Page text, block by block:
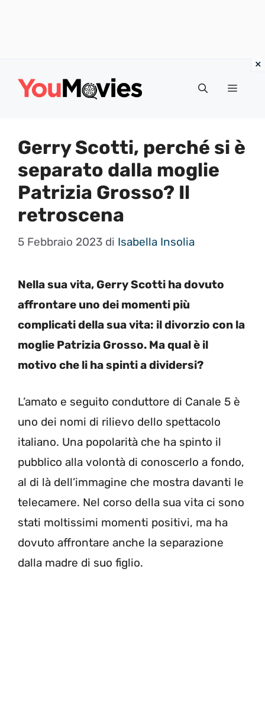
Menu
Gerry Scotti, perché si è
separato dalla moglie
Patrizia Grosso? Il
retroscena
5 Febbraio 2023 di Isabella Insolia
Nella sua vita, Gerry Scotti ha dovuto
affrontare uno dei momenti più
complicati della sua vita: il divorzio con la
moglie Patrizia Grosso. Ma qual è il
motivo che li ha spinti a dividersi?
L’amato e seguito conduttore di Canale 5 è
uno dei nomi di rilievo dello spettacolo
italiano. Una popolarità che ha spinto il
pubblico alla volontà di conoscerlo a fondo,
al di là dell’immagine che mostra davanti le
telecamere. Nel corso della sua vita ci sono
stati moltissimi momenti positivi, ma ha
dovuto affrontare anche la separazione
dalla madre di suo figlio.